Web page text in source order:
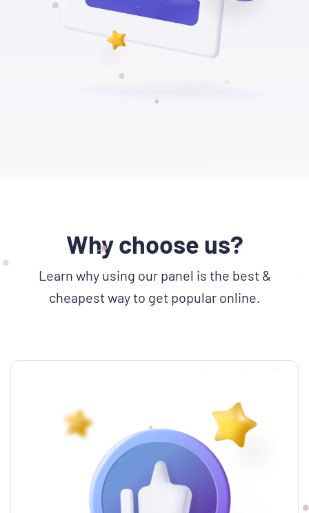
Why choose us?
Learn why using our panel is the best &
cheapest way to get popular online.